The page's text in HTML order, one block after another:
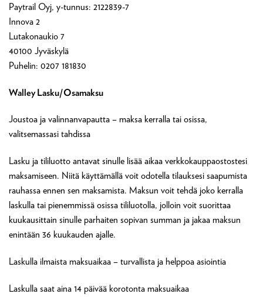
Paytrail Oyj, y-tunnus: 2122839-7
Innova 2
Lutakonaukio 7
40100 Jyväskylä
Puhelin: 0207 181830
Walley Lasku/Osamaksu
Joustoa ja valinnanvapautta – maksa kerralla tai osissa,
valitsemassasi tahdissa
Lasku ja tililuotto antavat sinulle lisää aikaa verkkokauppaostostesi
maksamiseen. Niitä käyttämällä voit odotella tilauksesi saapumista
rauhassa ennen sen maksamista. Maksun voit tehdä joko kerralla
laskulla tai pienemmissä osissa tililuotolla, jolloin voit suorittaa
kuukausittain sinulle parhaiten sopivan summan ja jakaa maksun
enintään 36 kuukauden ajalle.
Laskulla ilmaista maksuaikaa – turvallista ja helppoa asiointia
Laskulla saat aina 14 päivää korotonta maksuaikaa